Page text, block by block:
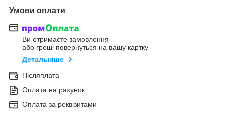
Умови оплати
Ви отримаєте замовлення
або гроші повернуться на вашу картку
Детальніше
Післяплата
Оплата на рахунок
Оплата за реквізитами